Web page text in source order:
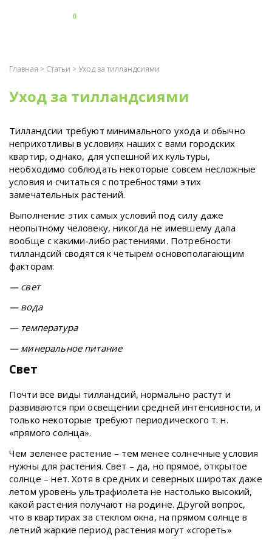
0
Главная > Статьи > Уход за тилландсиями
Уход за тилландсиями
Тилландсии требуют минимального ухода и обычно
неприхотливы в условиях наших с вами городских
квартир, однако, для успешной их культуры,
необходимо соблюдать некоторые совсем несложные
условия и считаться с потребностями этих
замечательных растений.
Выполнение этих самых условий под силу даже
неопытному человеку, никогда не имевшему дала
вообще с какими-либо растениями. Потребности
тилландсий сводятся к четырем основополагающим
факторам:
— свет
— вода
— температура
— минеральное питание
Свет
Почти все виды тилландсий, нормально растут и
развиваются при освещении средней интенсивности, и
только некоторые требуют периодического т. н.
«прямого солнца».
Чем зеленее растение – тем менее солнечные условия
нужны для растения. Свет – да, но прямое, открытое
солнце – нет. Хотя в средних и северных широтах даже
летом уровень ультрафиолета не настолько высокий,
какой растения получают на родине. Другой вопрос,
что в квартирах за стеклом окна, на прямом солнце в
летний жаркие период растения могут «сгореть»